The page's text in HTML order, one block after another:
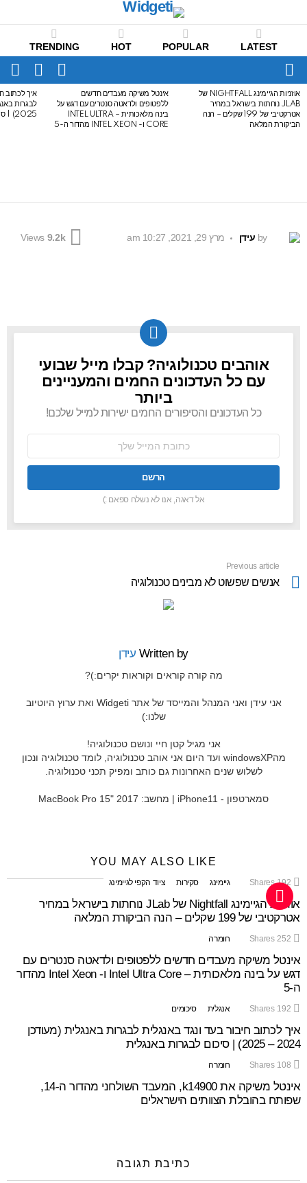
LATEST
POPULAR
HOT
TRENDING
Menu
SWITCH
SKIN
LATEST
STORIES
אוזניות הגיימינג NIGHTFALL של
JLAB נוחתות בישראל במחיר
אטרקטיבי של 199 שקלים – הנה
הביקורת המלאה
אינטל משיקה מעבדים חדשים
ללפטופים ולדאטה סנטרים עם דגש על
בינה מלאכותית – INTEL ULTRA
CORE ו- INTEL XEON מהדור ה-5
איך לכתוב
2025) | סיכום לבגרות באנגלית
by עידן מרץ 29, 2021, 10:27 am 9.2k
Views
NEWSLETTER
אוהבים טכנולוגיה? קבלו מייל שבועי
עם כל העדכונים החמים והמעניינים
ביותר
כל העדכונים והסיפורים החמים ישירות למייל שלכם!
אל דאגה, אנו לא נשלח ספאם :)
more
Previous article
אנשים שפשוט לא מבינים טכנולוגיה
Written by עידן
מה קורה קוראים וקוראות יקרים:)?
אני עידן ואני המנהל והמייסד של אתר Widgeti ואת ערוץ היוטיוב
שלנו:)
אני מגיל קטן חיי ונושם טכנולוגיה!
מהwindowsXP ועד היום אני אוהב טכנולוגיה, לומד טכנולוגיה ונכון
לשלוש שנים האחרונות גם כותב ומפיק תכני טכנולוגיה.
סמארטפון - iPhone11 | מחשב: MacBook Pro 15" 2017
YOU MAY ALSO LIKE
192
Shares גיימינג סקירות ציוד הקפי לגיימינג
אוזניות הגיימינג Nightfall של JLab נוחתות בישראל במחיר
אטרקטיבי של 199 שקלים – הנה הביקורת המלאה
252
Shares חומרה
אינטל משיקה מעבדים חדשים ללפטופים ולדאטה סנטרים עם
דגש על בינה מלאכותית – Intel Ultra Core ו- Intel Xeon מהדור
ה-5
192
Shares אנגלית סיכומים
איך לכתוב חיבור בעד ונגד באנגלית לבגרות באנגלית (מעודכן
2024 – 2025) | סיכום לבגרות באנגלית
108
Shares חומרה
אינטל משיקה את k14900, המעבד השולחני מהדור ה-14,
שפותח בהובלת הצוותים הישראלים
כתיבת תגובה